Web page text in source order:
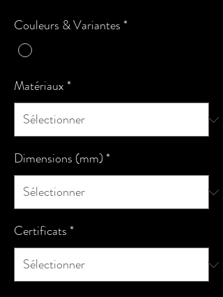
Couleurs & Variantes*
Matériaux*
Dimensions (mm)*
Certificats*